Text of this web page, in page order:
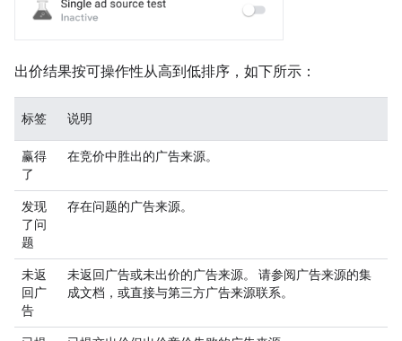
出价结果按可操作性从高到低排序，如下所示：
标签 说明
赢得
了
在竞价中胜出的广告来源。
发现
了问
题
存在问题的广告来源。
未返
回广
告
未返回广告或未出价的广告来源。 请参阅广告来源的集
成文档，或直接与第三方广告来源联系。